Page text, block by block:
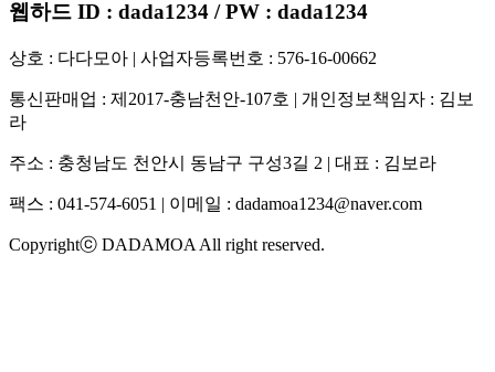
웹하드 ID : dada1234 / PW : dada1234
상호 : 다다모아 | 사업자등록번호 : 576-16-00662
통신판매업 : 제2017-충남천안-107호 | 개인정보책임자 : 김보
라
주소 : 충청남도 천안시 동남구 구성3길 2 | 대표 : 김보라
팩스 : 041-574-6051 | 이메일 : dadamoa1234@naver.com
Copyrightⓒ DADAMOA All right reserved.